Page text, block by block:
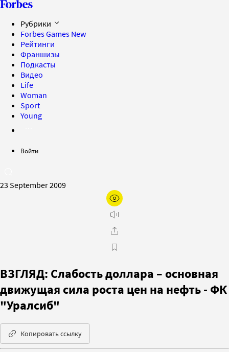
Рубрики
Forbes Games New
Рейтинги
Франшизы
Подкасты
Видео
Life
Woman
Sport
Young
Войти
23 September 2009
ВЗГЛЯД: Слабость доллара – основная
движущая сила роста цен на нефть - ФК
"Уралсиб"
Копировать ссылку